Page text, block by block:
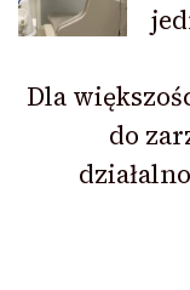
wpisu
Dla
do